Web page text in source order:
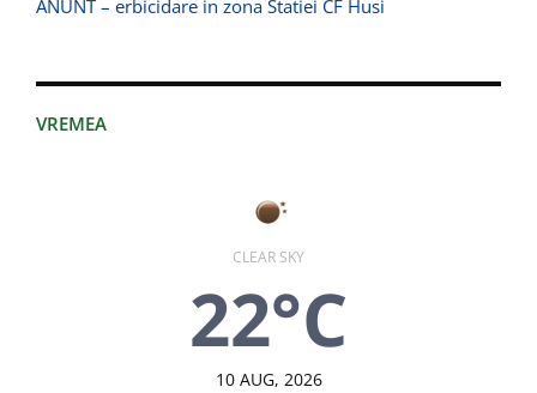
ANUNT – erbicidare in zona Statiei CF Husi
VREMEA
CLEAR SKY
22°C
10 AUG, 2026